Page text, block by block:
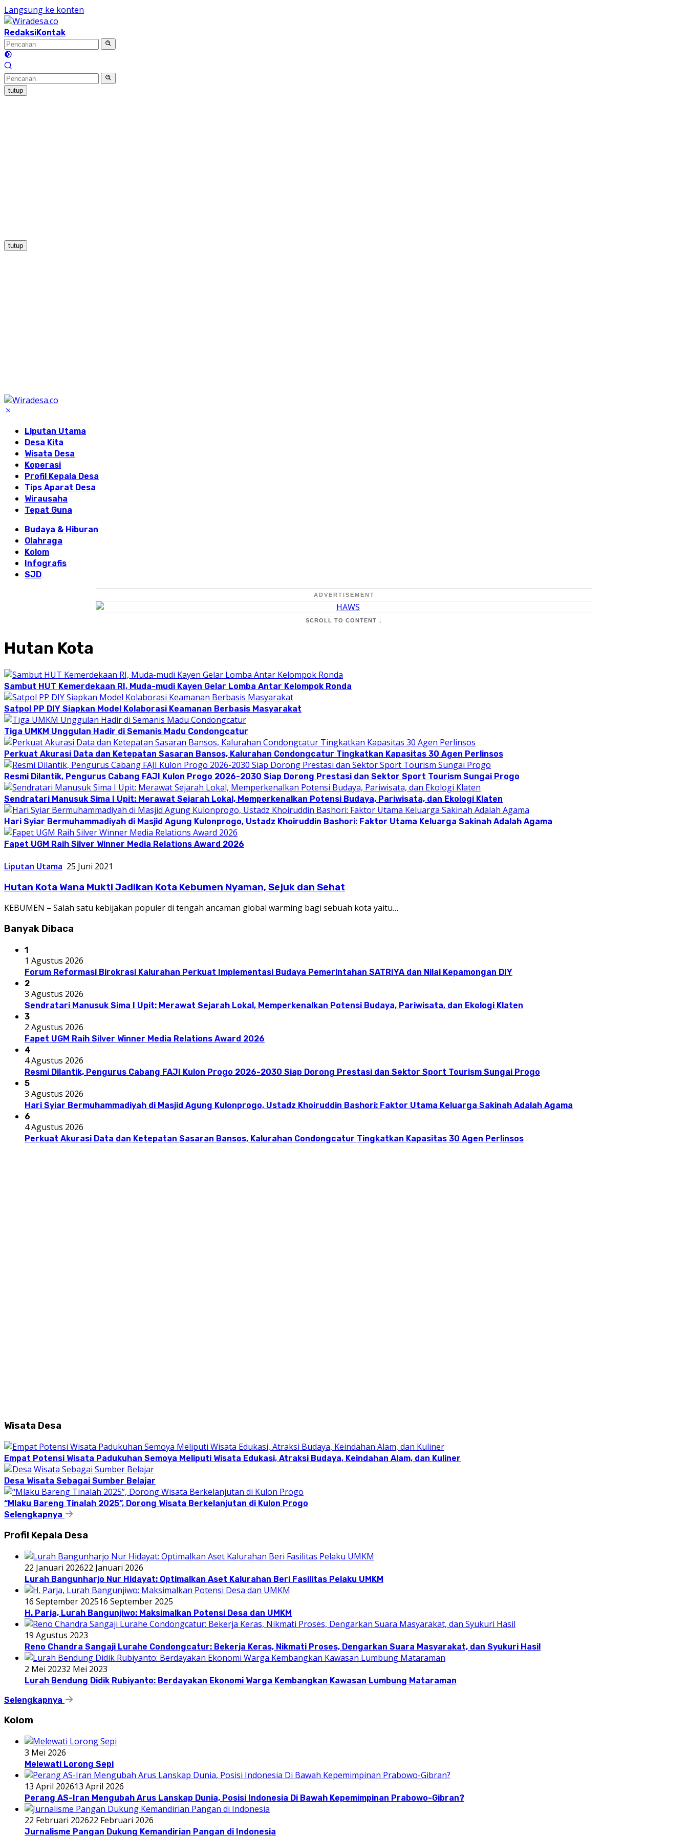
Langsung ke konten
RedaksiKontak
tutup
tutup
Liputan Utama
Desa Kita
Wisata Desa
Koperasi
Profil Kepala Desa
Tips Aparat Desa
Wirausaha
Tepat Guna
Budaya & Hiburan
Olahraga
Kolom
Infografis
SJD
ADVERTISEMENT
SCROLL TO CONTENT ↓
Hutan Kota
Sambut HUT Kemerdekaan RI, Muda-mudi Kayen Gelar Lomba Antar Kelompok Ronda
Satpol PP DIY Siapkan Model Kolaborasi Keamanan Berbasis Masyarakat
Tiga UMKM Unggulan Hadir di Semanis Madu Condongcatur
Perkuat Akurasi Data dan Ketepatan Sasaran Bansos, Kalurahan Condongcatur Tingkatkan Kapasitas 30 Agen Perlinsos
Resmi Dilantik, Pengurus Cabang FAJI Kulon Progo 2026-2030 Siap Dorong Prestasi dan Sektor Sport Tourism Sungai Progo
Sendratari Manusuk Sima I Upit: Merawat Sejarah Lokal, Memperkenalkan Potensi Budaya, Pariwisata, dan Ekologi Klaten
Hari Syiar Bermuhammadiyah di Masjid Agung Kulonprogo, Ustadz Khoiruddin Bashori: Faktor Utama Keluarga Sakinah Adalah Agama
Fapet UGM Raih Silver Winner Media Relations Award 2026
Liputan Utama 25 Juni 2021
Hutan Kota Wana Mukti Jadikan Kota Kebumen Nyaman, Sejuk dan Sehat
KEBUMEN – Salah satu kebijakan populer di tengah ancaman global warming bagi sebuah kota yaitu…
Banyak Dibaca
1
1 Agustus 2026
Forum Reformasi Birokrasi Kalurahan Perkuat Implementasi Budaya Pemerintahan SATRIYA dan Nilai Kepamongan DIY
2
3 Agustus 2026
Sendratari Manusuk Sima I Upit: Merawat Sejarah Lokal, Memperkenalkan Potensi Budaya, Pariwisata, dan Ekologi Klaten
3
2 Agustus 2026
Fapet UGM Raih Silver Winner Media Relations Award 2026
4
4 Agustus 2026
Resmi Dilantik, Pengurus Cabang FAJI Kulon Progo 2026-2030 Siap Dorong Prestasi dan Sektor Sport Tourism Sungai Progo
5
3 Agustus 2026
Hari Syiar Bermuhammadiyah di Masjid Agung Kulonprogo, Ustadz Khoiruddin Bashori: Faktor Utama Keluarga Sakinah Adalah Agama
6
4 Agustus 2026
Perkuat Akurasi Data dan Ketepatan Sasaran Bansos, Kalurahan Condongcatur Tingkatkan Kapasitas 30 Agen Perlinsos
Wisata Desa
Empat Potensi Wisata Padukuhan Semoya Meliputi Wisata Edukasi, Atraksi Budaya, Keindahan Alam, dan Kuliner
Desa Wisata Sebagai Sumber Belajar
“Mlaku Bareng Tinalah 2025”, Dorong Wisata Berkelanjutan di Kulon Progo
Selengkapnya
Profil Kepala Desa
22 Januari 202622 Januari 2026
Lurah Bangunharjo Nur Hidayat: Optimalkan Aset Kalurahan Beri Fasilitas Pelaku UMKM
16 September 202516 September 2025
H. Parja, Lurah Bangunjiwo: Maksimalkan Potensi Desa dan UMKM
19 Agustus 2023
Reno Chandra Sangaji Lurahe Condongcatur: Bekerja Keras, Nikmati Proses, Dengarkan Suara Masyarakat, dan Syukuri Hasil
2 Mei 20232 Mei 2023
Lurah Bendung Didik Rubiyanto: Berdayakan Ekonomi Warga Kembangkan Kawasan Lumbung Mataraman
Selengkapnya
Kolom
3 Mei 2026
Melewati Lorong Sepi
13 April 202613 April 2026
Perang AS-Iran Mengubah Arus Lanskap Dunia, Posisi Indonesia Di Bawah Kepemimpinan Prabowo-Gibran?
22 Februari 202622 Februari 2026
Jurnalisme Pangan Dukung Kemandirian Pangan di Indonesia